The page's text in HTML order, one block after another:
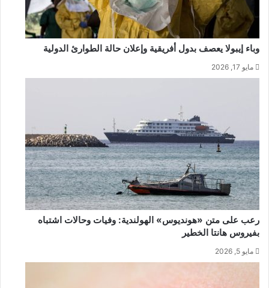
وباء إيبولا يعصف بدول أفريقية وإعلان حالة الطوارئ الدولية
مايو 17, 2026
رعب على متن «هونديوس» الهولندية: وفيات وحالات اشتباه
بفيروس هانتا الخطير
مايو 5, 2026